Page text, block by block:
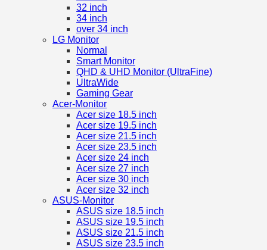
32 inch
34 inch
over 34 inch
LG Monitor
Normal
Smart Monitor
QHD & UHD Monitor (UltraFine)
UltraWide
Gaming Gear
Acer-Monitor
Acer size 18.5 inch
Acer size 19.5 inch
Acer size 21.5 inch
Acer size 23.5 inch
Acer size 24 inch
Acer size 27 inch
Acer size 30 inch
Acer size 32 inch
ASUS-Monitor
ASUS size 18.5 inch
ASUS size 19.5 inch
ASUS size 21.5 inch
ASUS size 23.5 inch